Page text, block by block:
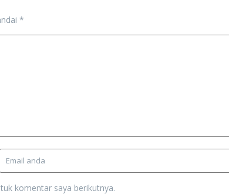
*
komentar saya berikutnya.